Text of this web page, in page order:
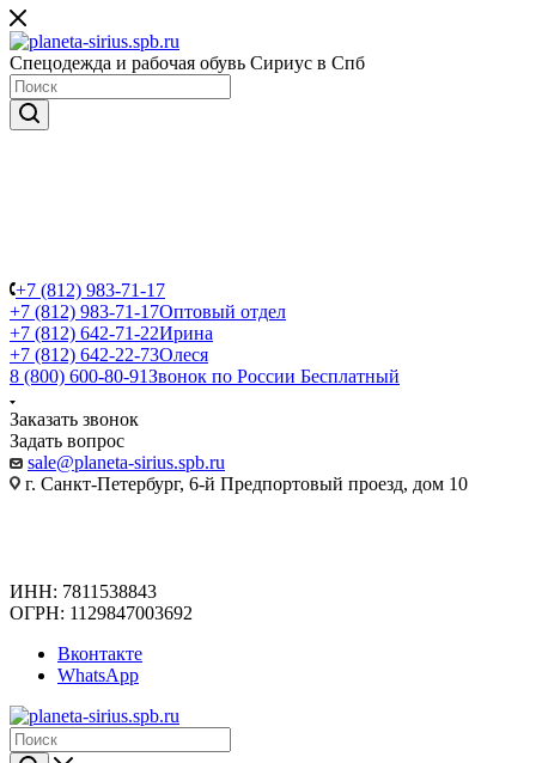
Спецодежда и рабочая обувь Сириус в Спб
+7 (812) 983-71-17
+7 (812) 983-71-17Оптовый отдел
+7 (812) 642-71-22Ирина
+7 (812) 642-22-73Олеся
8 (800) 600-80-91Звонок по России Бесплатный
Заказать звонок
Задать вопрос
sale@planeta-sirius.spb.ru
г. Санкт-Петербург, 6-й Предпортовый проезд, дом 10
ИНН: 7811538843
ОГРН: 1129847003692
Вконтакте
WhatsApp